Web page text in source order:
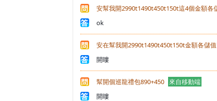
安幫我開2990t1490t450t150t這4個金額各
ok
安在幫我開2990t1490t450t150t金額各儲
開瞜
幫開個巡龍禮包890+450
來自移動端
開瞜